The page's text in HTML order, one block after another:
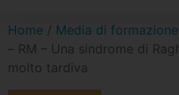
Home / Media di
– RM – Una sindrome di
molto tardiva